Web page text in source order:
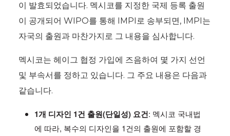
이 발효되었습니다. 멕시코를 지정한 국제 등록 출원
이 공개되어 WIPO를 통해 IMPI로 송부되면, IMPI는
자국의 출원과 마찬가지로 그 내용을 심사합니다.
멕시코는 헤이그 협정 가입에 즈음하여 몇 가지 선언
및 부속서를 정하고 있습니다. 그 주요 내용은 다음과
같습니다.
1개 디자인 1건 출원(단일성) 요건: 멕시코 국내법
에 따라, 복수의 디자인을 1건의 출원에 포함할 경